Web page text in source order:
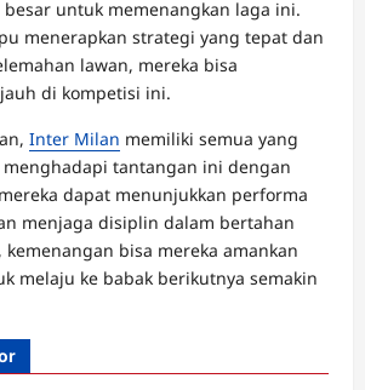
untuk memenangkan laga ini.
menerapkan strategi yang tepat dan
lawan, mereka bisa
di kompetisi ini.
Inter Milan memiliki semua yang
tantangan ini dengan
dapat menunjukkan performa
menjaga disiplin dalam bertahan
bisa mereka amankan
melaju ke babak berikutnya semakin